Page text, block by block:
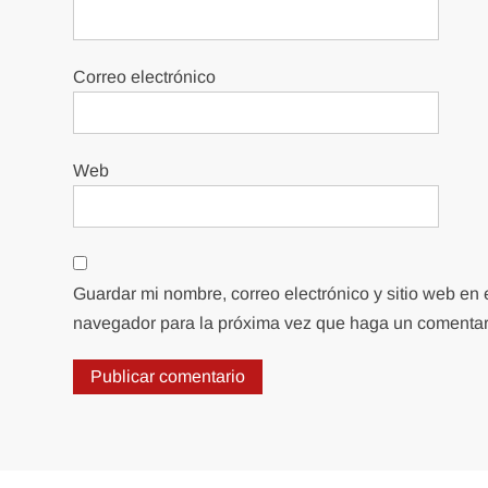
Correo electrónico
Web
Guardar mi nombre, correo electrónico y sitio web en
navegador para la próxima vez que haga un